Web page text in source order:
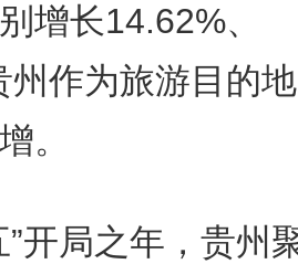
增长14.62%、
州作为旅游目的
。
局之年，贵州